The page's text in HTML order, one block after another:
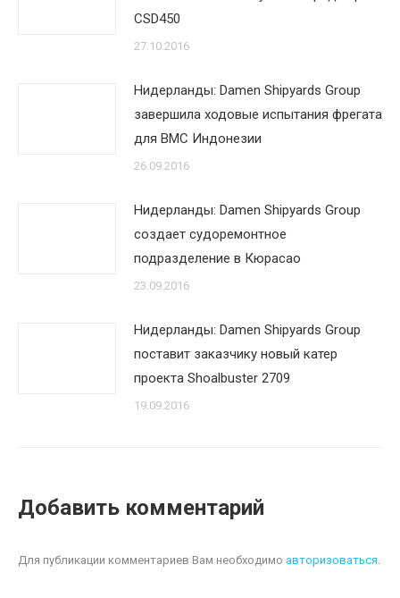
CSD450‎
27.10.2016
Нидерланды: Damen Shipyards Group
завершила ходовые испытания фрегата
для ВМС Индонезии
26.09.2016
Нидерланды: Damen Shipyards Group
создает судоремонтное
подразделение в Кюрасао
23.09.2016
Нидерланды: Damen Shipyards Group
поставит заказчику новый катер
проекта Shoalbuster 2709
19.09.2016
Добавить комментарий
Для публикации комментариев Вам необходимо авторизоваться.